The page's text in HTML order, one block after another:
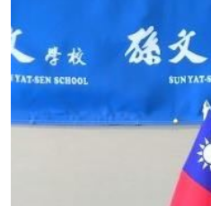
台灣彩券開獎直播中
LIVE三立+24小時直播 15:27
三立iNEWS新聞台線上直播
市場到酒場料理！可果美蕃
父親節